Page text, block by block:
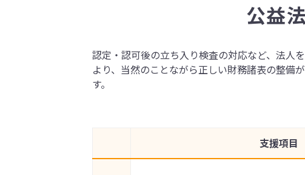
公益
認定・認可後の立ち入り検査の対応など、法人
より、当然のことながら正しい財務諸表の整備
す。
支援項目